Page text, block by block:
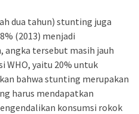
dua tahun) stunting juga
(2013) menjadi
angka tersebut masih jauh
WHO, yaitu 20% untuk
bahwa stunting merupakan
harus mendapatkan
konsumsi rokok